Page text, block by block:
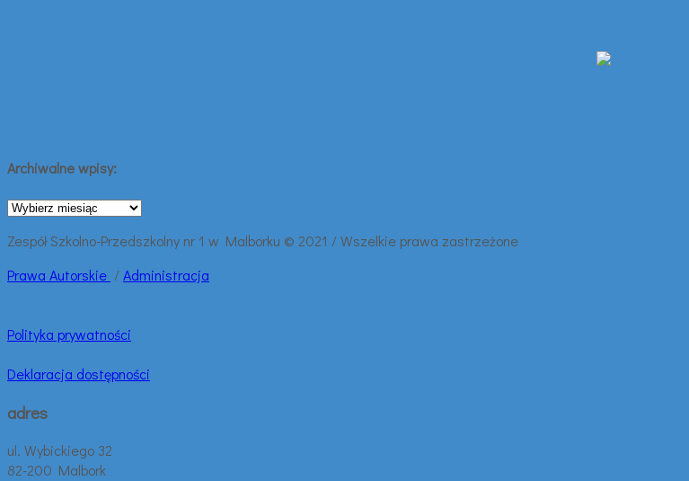
Archiwalne wpisy:
Archiwalne
Zespół Szkolno-Przedszkolny nr 1 w Malborku © 2021 / Wszelkie prawa zastrzeżone
Prawa Autorskie /Administracja
Polityka prywatności
Deklaracja dostępności
adres
ul. Wybickiego 32
82-200 Malbork